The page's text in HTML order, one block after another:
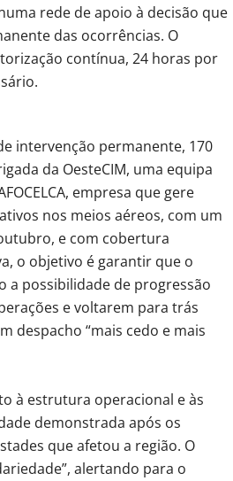
rede de apoio à decisão que
das ocorrências. O
contínua, 24 horas por
intervenção permanente, 170
da OesteCIM, uma equipa
empresa que gere
nos meios aéreos, com um
e com cobertura
o objetivo é garantir que o
a possibilidade de progressão
e voltarem para trás
despacho “mais cedo e mais
à estrutura operacional e às
demonstrada após os
que afetou a região. O
alertando para o